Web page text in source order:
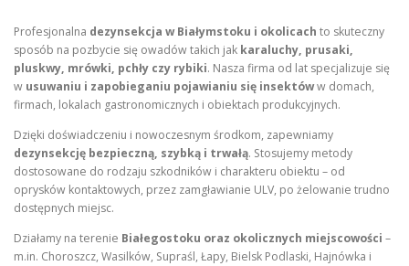
Profesjonalna dezynsekcja w Białymstoku i okolicach to skuteczny
sposób na pozbycie się owadów takich jak karaluchy, prusaki,
pluskwy, mrówki, pchły czy rybiki. Nasza firma od lat specjalizuje się
w usuwaniu i zapobieganiu pojawianiu się insektóww domach,
firmach, lokalach gastronomicznych i obiektach produkcyjnych.
Dzięki doświadczeniu i nowoczesnym środkom, zapewniamy
dezynsekcję bezpieczną, szybką i trwałą. Stosujemy metody
dostosowane do rodzaju szkodników i charakteru obiektu – od
oprysków kontaktowych, przez zamgławianie ULV, po żelowanie trudno
dostępnych miejsc.
Działamy na terenie Białegostoku oraz okolicznych miejscowości –
m.in. Choroszcz, Wasilków, Supraśl, Łapy, Bielsk Podlaski, Hajnówka i